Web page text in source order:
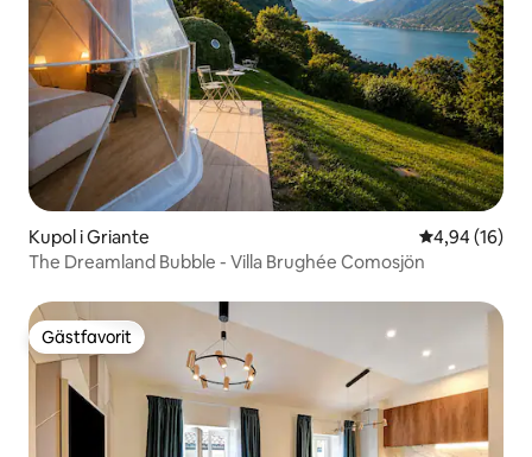
Kupol i Griante 4,94 av 5 i
4,94 (16)
The Dreamland Bubble - Villa Brughée Comosjön
Gästfavorit
Gästfavorit